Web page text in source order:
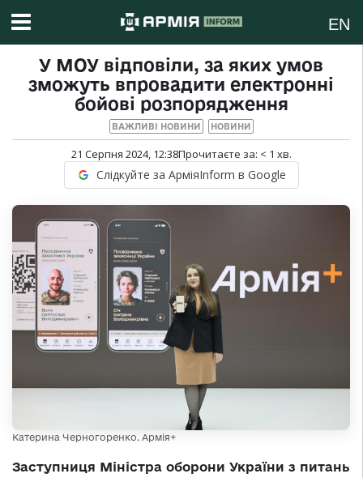
EN
У МОУ відповіли, за яких умов
зможуть впровадити електронні
бойові розпорядження
ВАЖЛИВІ НОВИНИ НОВИНИ
21 Серпня 2024, 12:38Прочитаєте за: < 1 хв.
Слідкуйте за АрміяInform в Google
Катерина Черногоренко. Армія+
Заступниця Міністра оборони України з питань